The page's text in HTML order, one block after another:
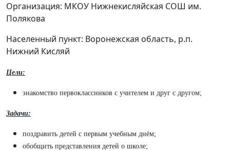
Организация: МКОУ Нижнекисляйская СОШ им.
Полякова
Населенный пункт: Воронежская область, р.п.
Нижний Кисляй
Цели:
знакомство первоклассников с учителем и друг с другом;
Задачи:
поздравить детей с первым учебным днём;
обобщить представления детей о школе;